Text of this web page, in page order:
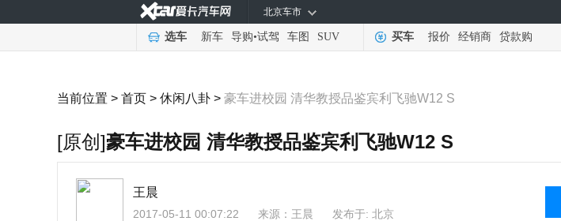
北京车市
选车 新车 导购•试驾 车图 SUV 买车 报价 经销商 贷款购
当前位置 > 首页 > 休闲八卦 > 豪车进校园 清华教授品鉴宾利飞驰W12 S
[原创]豪车进校园 清华教授品鉴宾利飞驰W12 S
王晨
2017-05-11 00:07:22 来源： 王晨 发布于: 北京